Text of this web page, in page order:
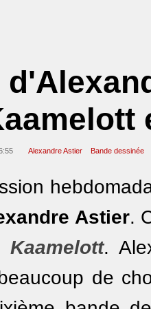
Alexandre Astier Bande dessinée
Astier.
Kaamelott.
de